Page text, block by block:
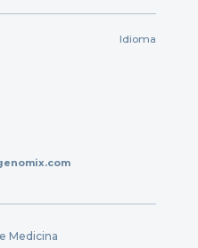
Idioma
Medicina